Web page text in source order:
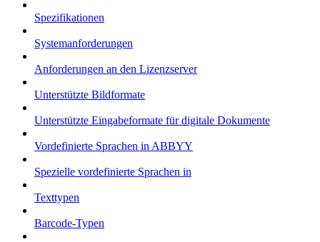
Spezifikationen
Systemanforderungen
Anforderungen an den Lizenzserver
Unterstützte Bildformate
Unterstützte Eingabeformate für digitale Dokumente
Vordefinierte Sprachen in ABBYY
Spezielle vordefinierte Sprachen in
Texttypen
Barcode-Typen